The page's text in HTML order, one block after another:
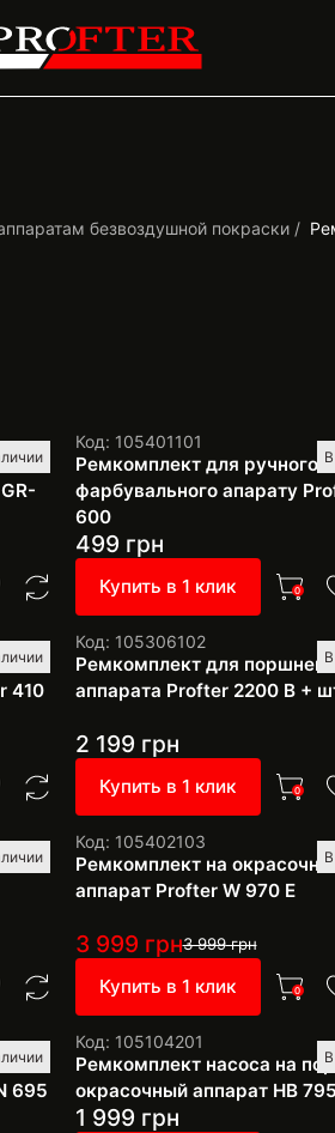
безвоздушной покраски
Код: 105401101
Ремкомплект для ручного
фарбувального апарату
600
499 грн
Купить в 1 клик 0
410
Код: 105306102
Ремкомплект для
аппарата Profter 2200 В +
2 199 грн
Купить в 1 клик 0
Код: 105402103
Ремкомплект на
аппарат Profter W 970 E
3 999 грн3 999грн
Купить в 1 клик 0
695
Код: 105104201
Ремкомплект насоса на
окрасочный аппарат HB 795
1 999 грн